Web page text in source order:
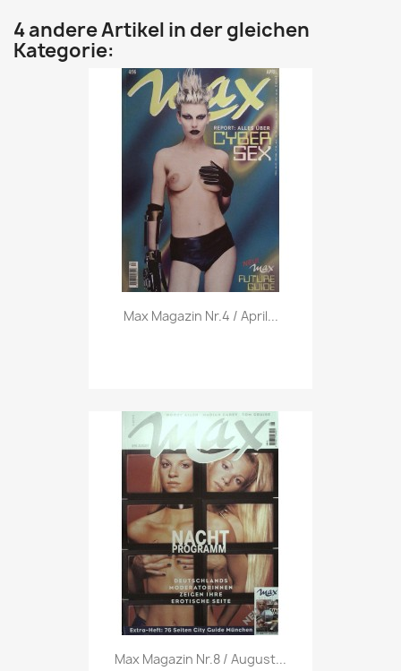
4 andere Artikel in der gleichen
Kategorie:
Vorschau
Max Magazin Nr.4 / April...
Vorschau
Max Magazin Nr.8 / August...